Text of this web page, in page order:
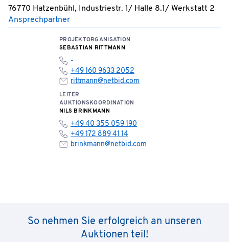
76770 Hatzenbühl, Industriestr. 1/ Halle 8.1/ Werkstatt 2
Ansprechpartner
PROJEKTORGANISATION
SEBASTIAN RITTMANN
-
+49 160 9633 2052
rittmann@netbid.com
LEITER
AUKTIONSKOORDINATION
NILS BRINKMANN
+49 40 355 059 190
+49 172 889 41 14
brinkmann@netbid.com
So nehmen Sie erfolgreich an unseren
Auktionen teil!